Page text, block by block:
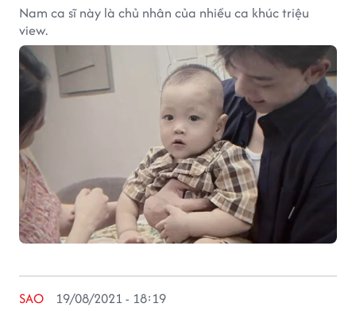
Nam ca sĩ này là chủ nhân của nhiều ca khúc triệu
view.
SAO 19/08/2021 - 18:19